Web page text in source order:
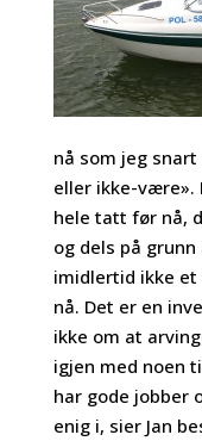
nå som jeg
eller ikke-
hele tatt før nå,
og dels på
imidlertid ikke et
nå. Det er en
ikke om at
igjen med noen
har gode jobber
enig i, sier Jan